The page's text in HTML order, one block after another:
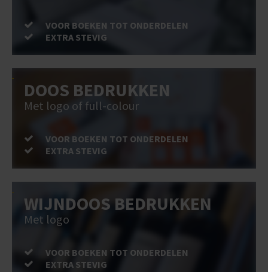
VOOR BOEKEN TOT ONDERDELEN
EXTRA STEVIG
DOOS BEDRUKKEN
Met logo of full-colour
VOOR BOEKEN TOT ONDERDELEN
EXTRA STEVIG
WIJNDOOS BEDRUKKEN
Met logo
VOOR BOEKEN TOT ONDERDELEN
EXTRA STEVIG